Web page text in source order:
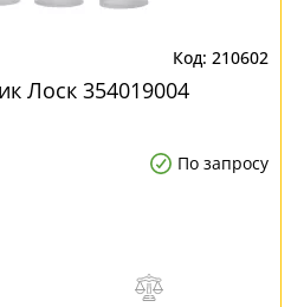
210602
Лоск 354019004
По запросу